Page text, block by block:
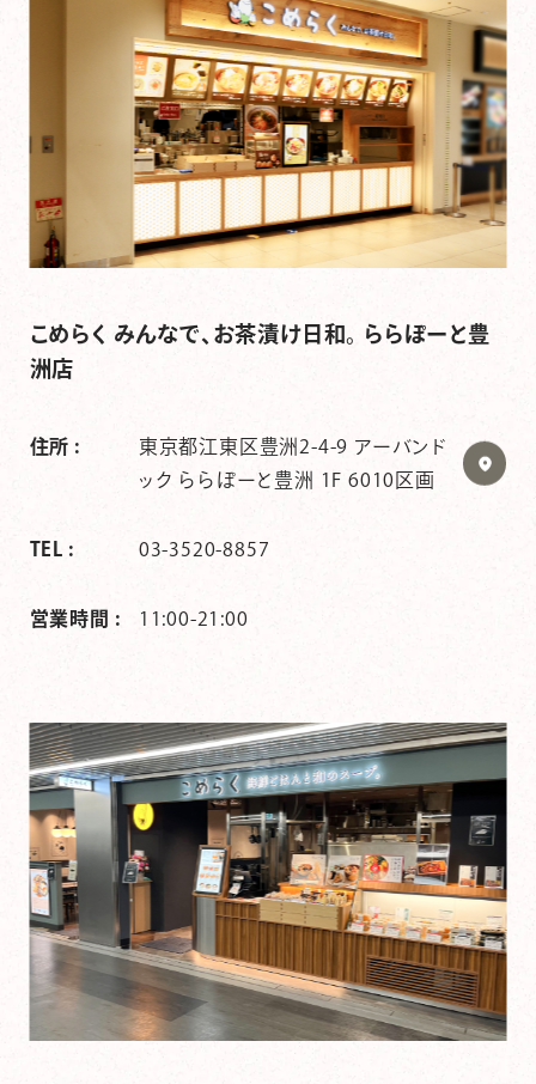
こめらく みんなで、お茶漬け日和。 ららぽーと豊
洲店
住所 :
東京都江東区豊洲2-4-9 アーバンド
ック ららぽーと豊洲 1F 6010区画
TEL : 03-3520-8857
営業時間 : 11:00-21:00